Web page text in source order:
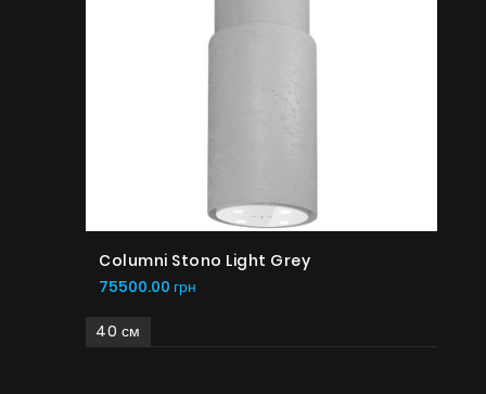
Columni Stono Light Grey
75500.00 грн
40 см